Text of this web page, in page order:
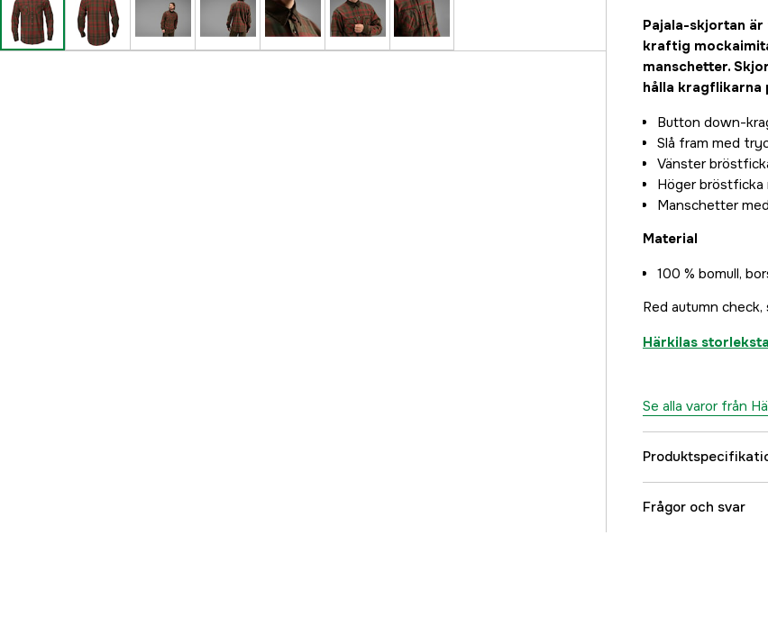
3XL
622 kr
4XL
622 kr
5XL
949 kr
Pajala-skjortan
kraftig
manschetter.
hålla kragflikarna
Button down-
Slå fram med
Vänster
Höger
Manschetter
Material
100 % bomull,
Red autumn
Härkilas
Se alla varor från
Färgton
Frågor och svar